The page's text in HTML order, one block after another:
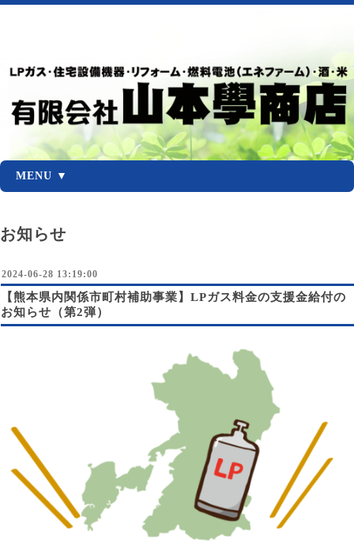
MENU ▼
お知らせ
2024-06-28 13:19:00
【熊本県内関係市町村補助事業】LPガス料金の支援金給付の
お知らせ（第2弾）